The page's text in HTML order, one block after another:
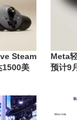
Steam
1500美
Meta
预计9